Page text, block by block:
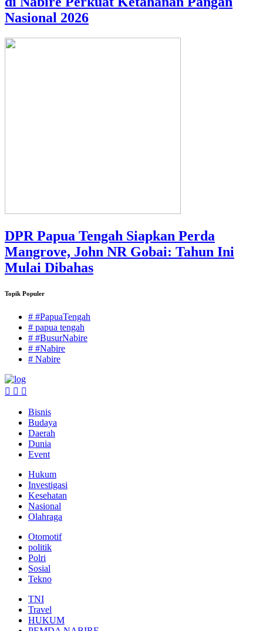
Nasional 2026
DPR Papua Tengah Siapkan Perda
Mangrove, John NR Gobai: Tahun Ini
Mulai Dibahas
Topik Populer
# #PapuaTengah
# papua tengah
# #BusurNabire
# #Nabire
# Nabire
Bisnis
Budaya
Daerah
Dunia
Event
Hukum
Investigasi
Kesehatan
Nasional
Olahraga
Otomotif
politik
Polri
Sosial
Tekno
TNI
Travel
HUKUM